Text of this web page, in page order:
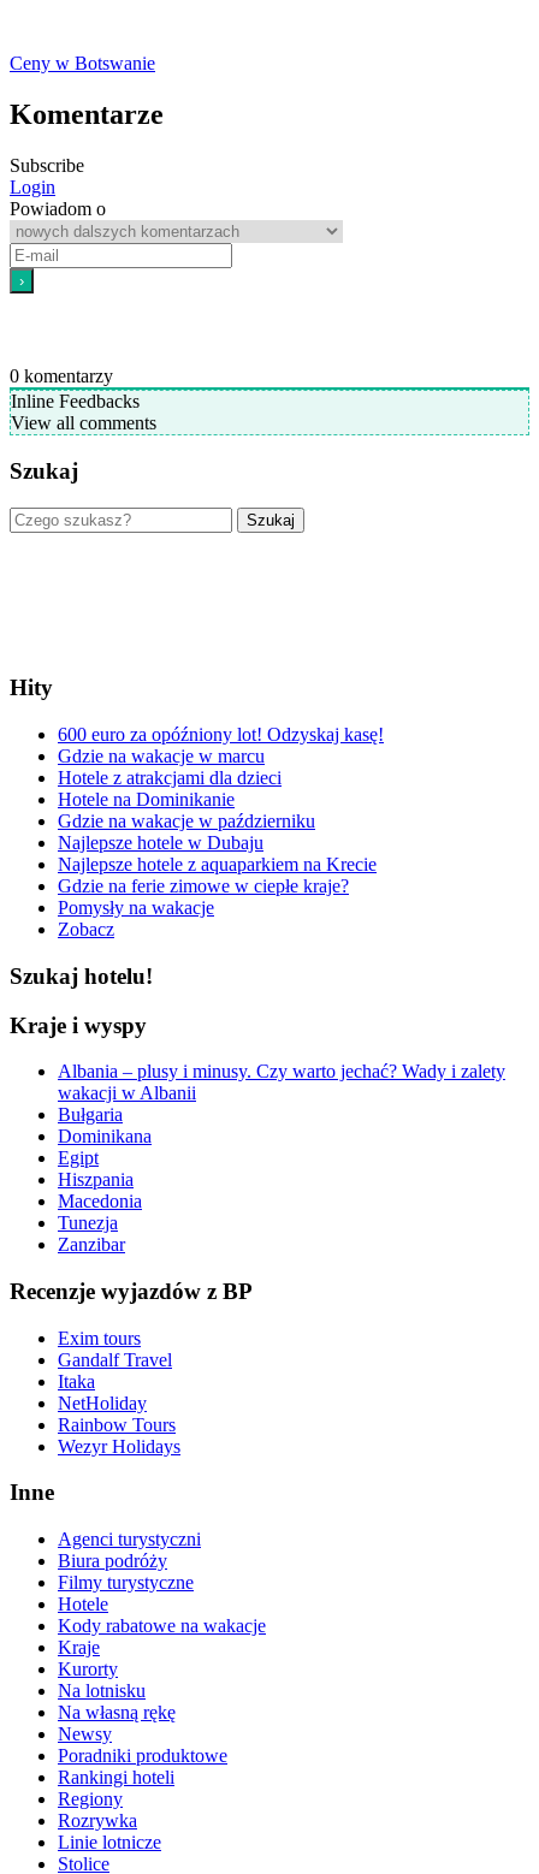
Ceny w Botswanie
Komentarze
Subscribe
Login
Powiadom o
0 komentarzy
Inline Feedbacks
View all comments
Szukaj
Szukaj
Hity
600 euro za opóźniony lot! Odzyskaj kasę!
Gdzie na wakacje w marcu
Hotele z atrakcjami dla dzieci
Hotele na Dominikanie
Gdzie na wakacje w październiku
Najlepsze hotele w Dubaju
Najlepsze hotele z aquaparkiem na Krecie
Gdzie na ferie zimowe w ciepłe kraje?
Pomysły na wakacje
Zobacz
Szukaj hotelu!
Kraje i wyspy
Albania – plusy i minusy. Czy warto jechać? Wady i zalety
wakacji w Albanii
Bułgaria
Dominikana
Egipt
Hiszpania
Macedonia
Tunezja
Zanzibar
Recenzje wyjazdów z BP
Exim tours
Gandalf Travel
Itaka
NetHoliday
Rainbow Tours
Wezyr Holidays
Inne
Agenci turystyczni
Biura podróży
Filmy turystyczne
Hotele
Kody rabatowe na wakacje
Kraje
Kurorty
Na lotnisku
Na własną rękę
Newsy
Poradniki produktowe
Rankingi hoteli
Regiony
Rozrywka
Linie lotnicze
Stolice